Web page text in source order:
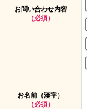
お問い合わせ内容
（必須）
お名前（漢字）
（必須）